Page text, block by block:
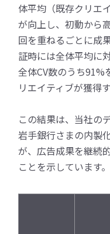
体平均（既存クリエ
が向上し、初動から
回を重ねるごとに成
証時には全体平均に
全体CV数のうち91%
リエイティブが獲得
この結果は、当社の
岩手銀行さまの内製
が、広告成果を継続
ことを示しています。